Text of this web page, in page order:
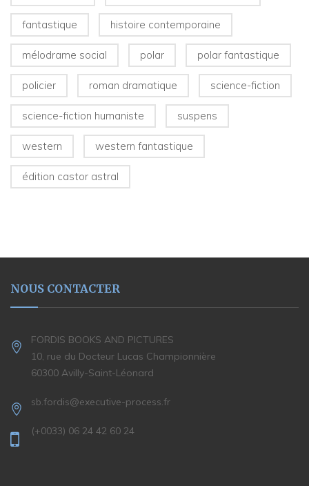
fantastique histoire contemporaine
mélodrame social polar polar fantastique
policier roman dramatique science-fiction
science-fiction humaniste suspens
western western fantastique
édition castor astral
NOUS CONTACTER
FORDIS BOOKS AND PICTURES
10, rue du Docteur Lucas Championnière
60300 Avilly-Saint-Léonard
sb.fordis@executive-process.fr
(+0033) 06 24 42 60 24